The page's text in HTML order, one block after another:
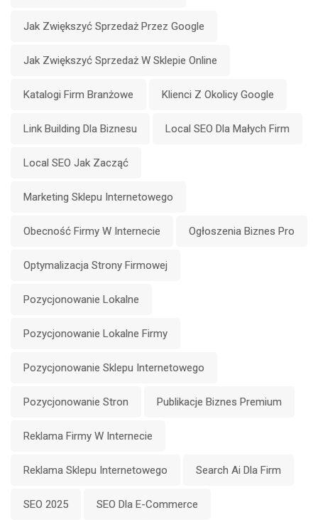
Jak Zwiększyć Sprzedaż Przez Google
Jak Zwiększyć Sprzedaż W Sklepie Online
Katalogi Firm Branżowe Klienci Z Okolicy Google
Link Building Dla Biznesu Local SEO Dla Małych Firm
Local SEO Jak Zacząć
Marketing Sklepu Internetowego
Obecność Firmy W Internecie Ogłoszenia Biznes Pro
Optymalizacja Strony Firmowej
Pozycjonowanie Lokalne
Pozycjonowanie Lokalne Firmy
Pozycjonowanie Sklepu Internetowego
Pozycjonowanie Stron Publikacje Biznes Premium
Reklama Firmy W Internecie
Reklama Sklepu Internetowego Search Ai Dla Firm
SEO 2025 SEO Dla E-Commerce